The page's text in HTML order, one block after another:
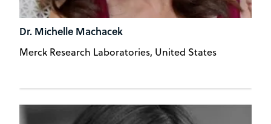
Dr. Michelle Machacek
Merck Research Laboratories, United States